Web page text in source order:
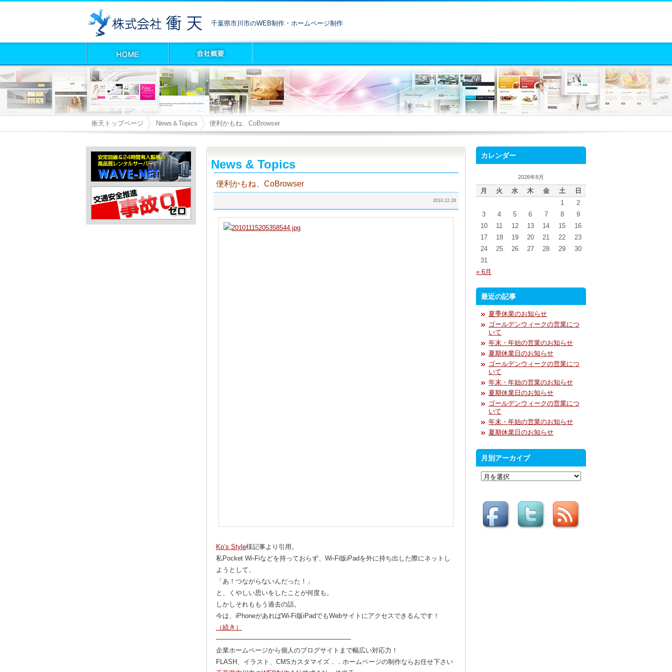
千葉県市川市のWEB制作・ホームページ制作
衝天トップページ News＆Topics 便利かもね、CoBrowser
News & Topics
便利かもね、CoBrowser
2010.12.28
Ko’s Style様記事より引用。
私Pocket Wi-Fiなどを持っておらず、Wi-Fi版iPadを外に持ち出した際にネットし
ようとして、
「あ！つながらないんだった！」
と、くやしい思いをしたことが何度も。
しかしそれももう過去の話。
今は、iPhoneがあればWi-Fi版iPadでもWebサイトにアクセスできるんです！
（続き）
──────────────────────────────
企業ホームページから個人のブログサイトまで幅広い対応力！
FLASH、イラスト、CMSカスタマイズ．．ホームページの制作ならお任せ下さい
カレンダー
2026年8月
月 火 水 木 金 土
日
1
2
3
4 5 6 7 8
9
10
11 12 13 14 15
16
17
18 19 20 21 22
23
24
25 26 27 28 29
30
31
« 6月
最近の記事
夏季休業のお知らせ
ゴールデンウィークの営業につ
いて
年末・年始の営業のお知らせ
夏期休業日のお知らせ
ゴールデンウィークの営業につ
いて
年末・年始の営業のお知らせ
夏期休業日のお知らせ
ゴールデンウィークの営業につ
いて
年末・年始の営業のお知らせ
夏期休業日のお知らせ
月別アーカイブ